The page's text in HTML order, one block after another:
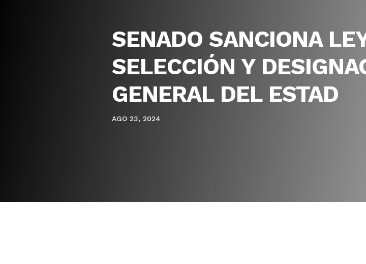
SENADO SANCIONA
SELECCIÓN Y
GENERAL DEL ESTAD
AGO 23, 2024